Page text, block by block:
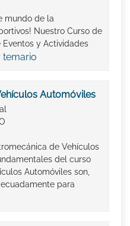
mundo de la
Nuestro Curso de
Eventos y Actividades
temario
Automóviles
de Vehículos
del curso
Automóviles son,
para